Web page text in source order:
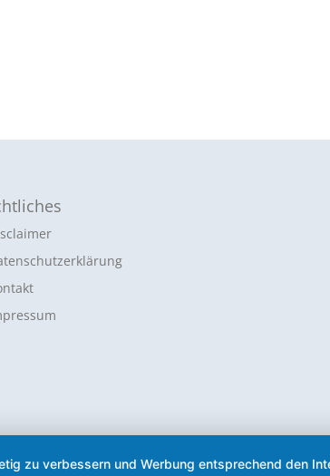
zu verbessern und Werbung entsprechend den